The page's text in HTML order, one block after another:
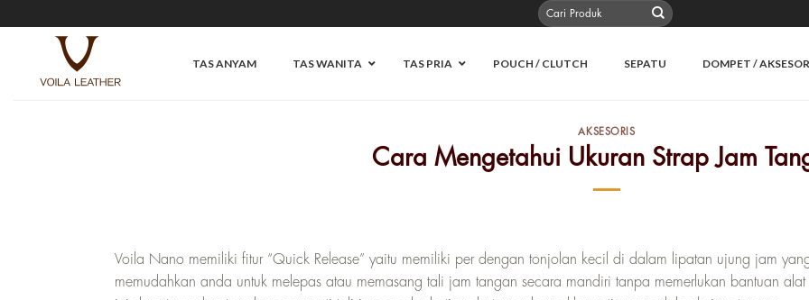
Pencarian
untuk:
TAS ANYAM TAS WANITA TAS PRIA POUCH / CLUTCH SEPATU DOMPET /
AKSESORIS
Cara Mengetahui Ukuran Strap Jam
Voila Nano memiliki fitur “Quick Release” yaitu memiliki per dengan tonjolan kecil di dalam lipatan ujung jam
memudahkan anda untuk melepas atau memasang tali jam tangan secara mandiri tanpa memerlukan bantuan